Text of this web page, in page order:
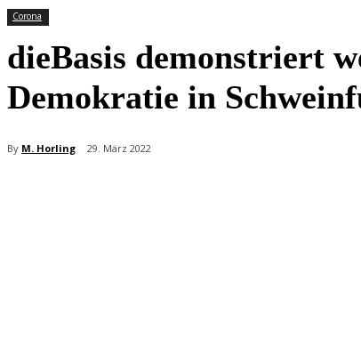
Corona
dieBasis demonstriert
Demokratie in
By M. Horling 29. März 2022